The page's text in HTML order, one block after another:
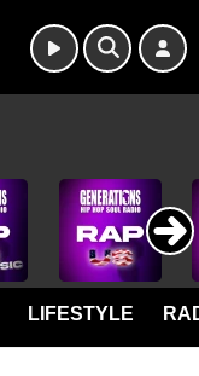
LIFESTYLE